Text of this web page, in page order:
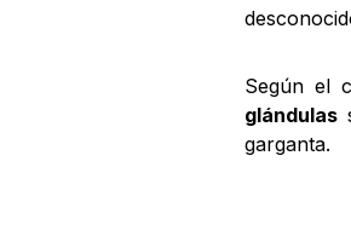
Según el
glándulas
garganta.